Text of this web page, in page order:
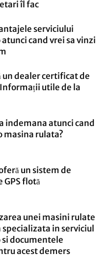
îl fac
serviciului
cand vrei sa vinzi
un dealer certificat de
utile de la
indemana atunci cand
masina rulata?
un sistem de
flotă
unei masini rulate
in serviciul
documentele
acest demers